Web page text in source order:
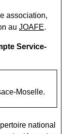
association,
au JOAFE.
Service-
Moselle.
national